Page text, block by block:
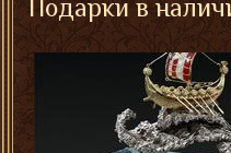
Подарки в